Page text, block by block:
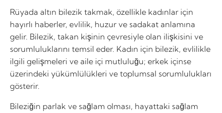
Rüyada altın bilezik takmak, özellikle kadınlar için
hayırlı haberler, evlilik, huzur ve sadakat anlamına
gelir. Bilezik, takan kişinin çevresiyle olan ilişkisini ve
sorumluluklarını temsil eder. Kadın için bilezik, evlilikle
ilgili gelişmeleri ve aile içi mutluluğu; erkek içinse
üzerindeki yükümlülükleri ve toplumsal sorumlulukları
gösterir.
Bileziğin parlak ve sağlam olması, hayattaki sağlam